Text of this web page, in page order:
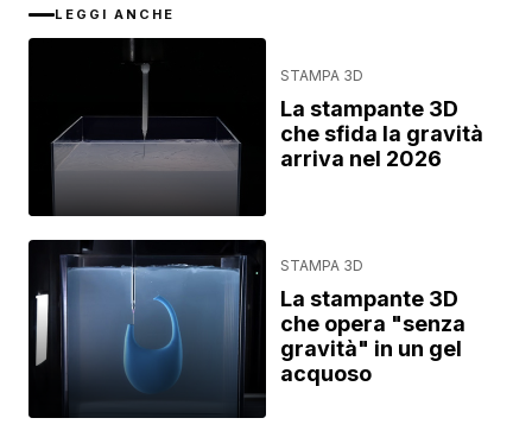
LEGGI ANCHE
STAMPA 3D
La stampante 3D
che sfida la gravità
arriva nel 2026
STAMPA 3D
La stampante 3D
che opera "senza
gravità" in un gel
acquoso